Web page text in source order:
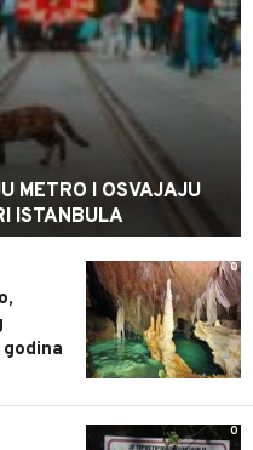
METRO I OSVAJAJU
ISTANBULA
0
0